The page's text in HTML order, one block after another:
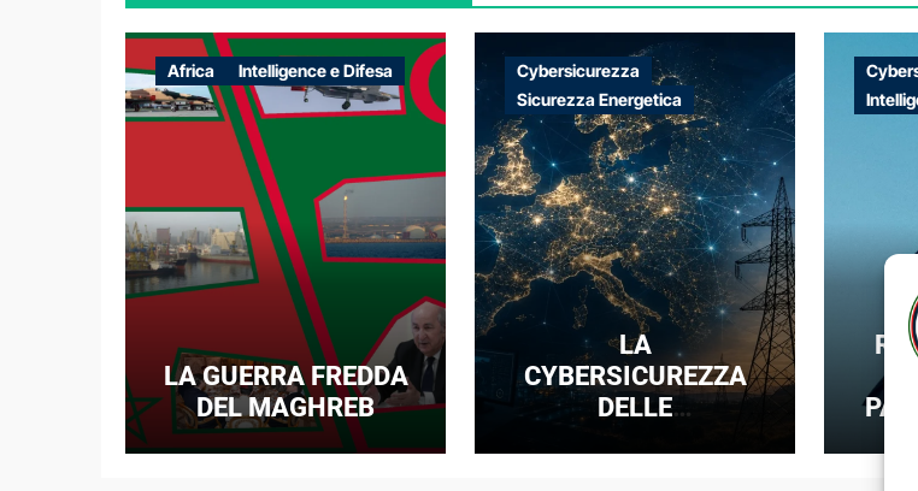
Africa Intelligence e Difesa
LA GUERRA FREDDA
DEL MAGHREB
Cybersicurezza
Sicurezza Energetica
LA
CYBERSICUREZZA
DELLE